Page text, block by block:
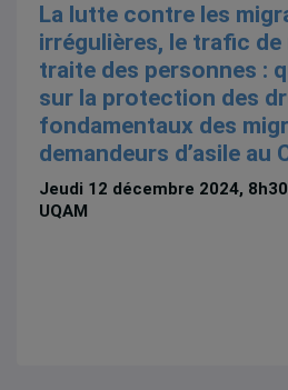
La lutte contre les
irrégulières, le trafic
traite des personnes :
sur la protection des
fondamentaux des
demandeurs d’asile au
Jeudi 12 décembre 2024,
UQAM